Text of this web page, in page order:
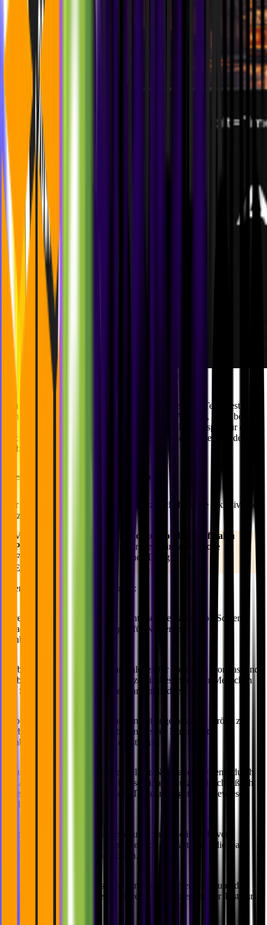
Alt-text Criteria Rating Example
Genau wie beim Farbkontrast gilt: Je besser dein Alt-Text, desto
höher deine Bewertung. Denn je präziser der Alt-Text, desto besser
die Beschreibung durch einen Screen Reader. Ein Beispiel für die
höchste AAA-Bewertung wäre ein vorab aufgezeichnetes Video mit
Gebärdensprache.
Wesentliche Barrierefreiheitsfunktionen
Wir glauben daran, digitale Erlebnisse zu schaffen, die inklusiv und
nutzerfreundlich sind.
Von den frühesten Phasen der
Konzeption bis zur finalen
Produktveröffentlichung
integrieren wir
wesentliche
Funktionen
in unsere praxisnahen Design- und
Entwicklungsprozesse.
Hier sind einige dieser Funktionen:
Screen Reader-Kompatibilität:
Nahtlose Integration von Screen
Reader-Kompatibilität in Designs für Nutzer mit
Sehbeeinträchtigungen.
Farbkontrast:
Auswahl von Farbpaletten für optimalen Kontrast und
verbesserte Lesbarkeit für alle Nutzer, insbesondere für Menschen
mit Sehbeeinträchtigungen oder Farbenblindheit.
Typografie:
Einsatz klarer Schriften mit angemessener Größe zur
Verbesserung der Lesbarkeit, besonders für Nutzer mit
Sehbeeinträchtigungen oder Legasthenie.
Intuitive Navigation:
Nutzerfreundliche Navigationssysteme durch
UX/UI-Design - nahtlose Erlebnisse für alle Nutzer, einschließlich
derer, die auf Screen Reader oder Tastaturnavigation angewiesen
sind.
Tastaturzugänglichkeit:
Sicherstellung, dass alle interaktiven
Elemente und Funktionen ausschließlich per Tastatur bedienbar
sind, ohne Maus oder Touchscreen.
Klare visuelle Hinweise zur Hervorhebung des
aktuell fokussierten Elements, hilfreich für Nutzer, die per Tastatur